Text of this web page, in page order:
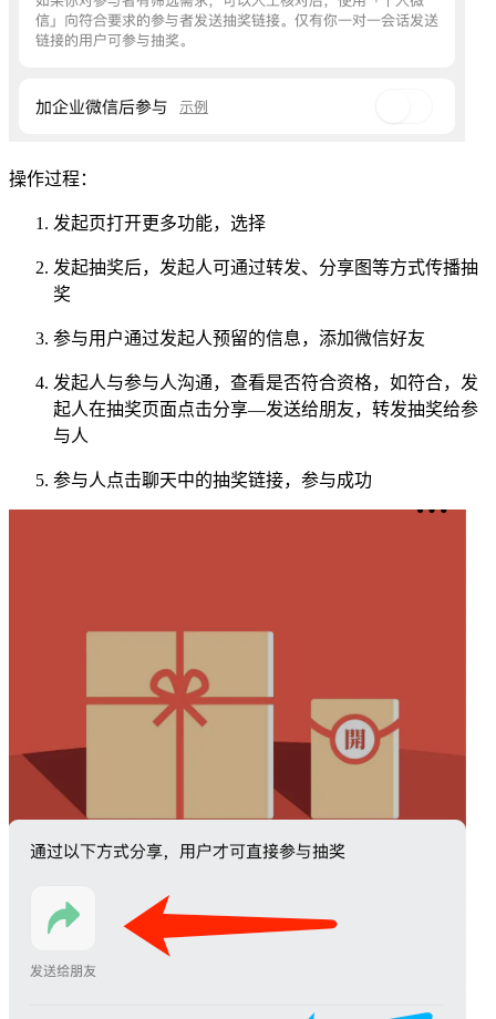
操作过程：
发起页打开更多功能，选择
发起抽奖后，发起人可通过转发、分享图等方式传播抽
奖
参与用户通过发起人预留的信息，添加微信好友
发起人与参与人沟通，查看是否符合资格，如符合，发
起人在抽奖页面点击分享—发送给朋友，转发抽奖给参
与人
参与人点击聊天中的抽奖链接，参与成功